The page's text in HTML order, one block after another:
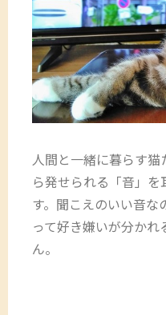
人間と一緒に暮らす
ら発せられる「音」
す。聞こえのいい音な
って好き嫌いが分か
ん。